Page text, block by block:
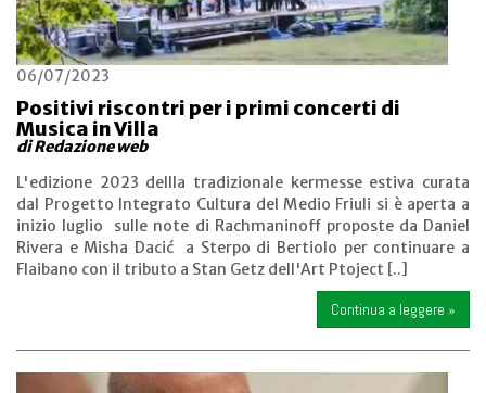
06/07/2023
Positivi riscontri per i primi concerti di
Musica in Villa
di Redazione web
L'edizione 2023 dellla tradizionale kermesse estiva curata
dal Progetto Integrato Cultura del Medio Friuli si è aperta a
inizio luglio sulle note di Rachmaninoff proposte da Daniel
Rivera e Misha Dacić a Sterpo di Bertiolo per continuare a
Flaibano con il tributo a Stan Getz dell'Art Ptoject [..]
Continua a leggere »